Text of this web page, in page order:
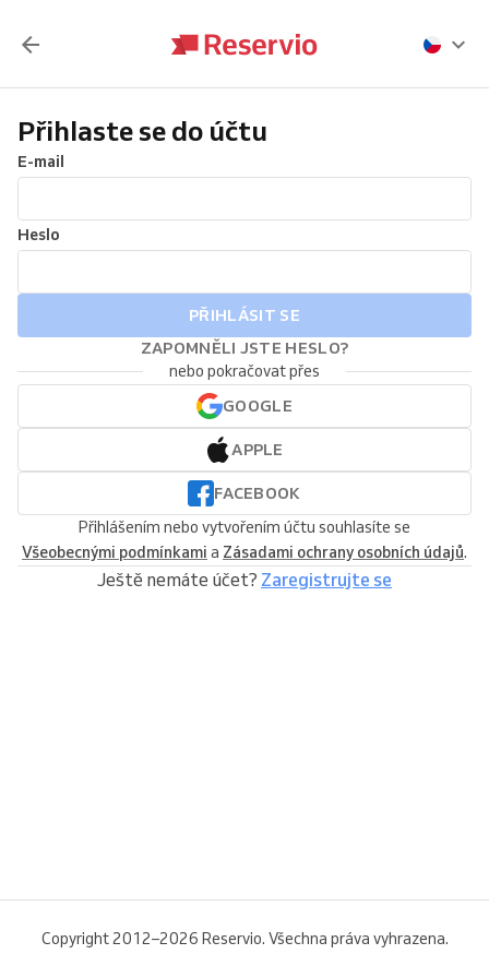
Přihlaste se do účtu
E-mail
Heslo
PŘIHLÁSIT SE
ZAPOMNĚLI JSTE HESLO?
nebo pokračovat přes
GOOGLE
APPLE
FACEBOOK
Přihlášením nebo vytvořením účtu souhlasíte se
Všeobecnými podmínkami a Zásadami ochrany osobních údajů.
Ještě nemáte účet? Zaregistrujte se
Copyright 2012–2026 Reservio. Všechna práva vyhrazena.